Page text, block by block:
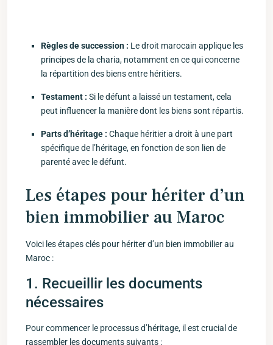
Règles de succession : Le droit marocain applique les
principes de la charia, notamment en ‌ce qui concerne
la répartition ​des biens entre héritiers.
Testament : Si​ le‍ défunt a laissé un⁤ testament, cela
peut influencer la manière ⁤dont les biens sont répartis.
Parts ⁢d’héritage : Chaque héritier a droit à une part
⁤spécifique de l’héritage, en fonction de ⁤son lien de
parenté avec le défunt.
Les étapes pour hériter d’un
bien immobilier au Maroc
Voici les étapes clés pour hériter d’un⁤ bien immobilier au
Maroc :
1. ⁤Recueillir les documents
nécessaires
Pour commencer le processus ‍d’héritage, il⁣ est crucial de
rassembler les documents suivants :